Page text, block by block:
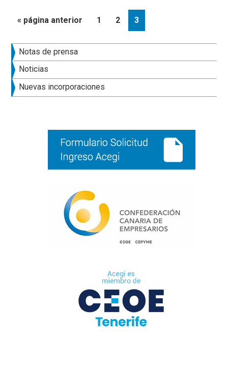
« Ir
la
página anterior Página
1 Página
2 Página
3
Barra
lateral
principal
Notas de prensa
Noticias
Nuevas incorporaciones